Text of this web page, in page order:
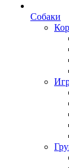
Собаки